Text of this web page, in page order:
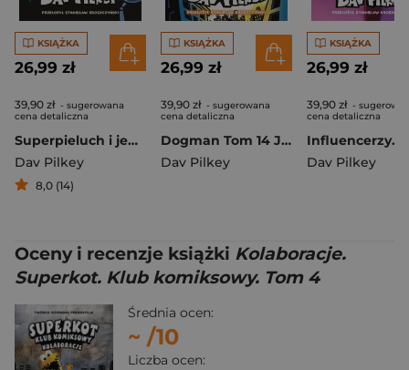
KSIĄŻKA
26,99 zł
39,90 zł - sugerowana
cena detaliczna
Superpieluch i jego przygody
Dav Pilkey
8,0 (14)
KSIĄŻKA
26,99 zł
39,90 zł - sugerowana
cena detaliczna
Dogman Tom 14 Józek wierzy
Dav Pilkey
KSIĄŻKA
26,99 zł
39,90 zł -
cena detaliczna
Dav Pilkey
Oceny i recenzje książki Kolaboracje.
Superkot. Klub komiksowy. Tom 4
Średnia ocen:
~ /10
Liczba ocen: